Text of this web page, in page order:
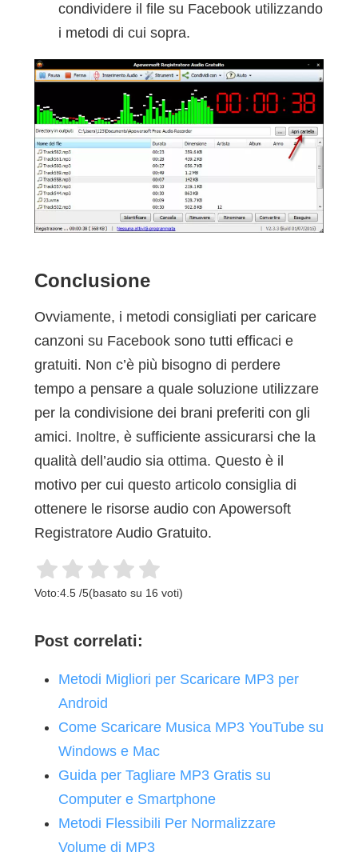
condividere il file su Facebook utilizzando
i metodi di cui sopra.
Conclusione
Ovviamente, i metodi consigliati per caricare
canzoni su Facebook sono tutti efficaci e
gratuiti. Non c’è più bisogno di perdere
tempo a pensare a quale soluzione utilizzare
per la condivisione dei brani preferiti con gli
amici. Inoltre, è sufficiente assicurarsi che la
qualità dell’audio sia ottima. Questo è il
motivo per cui questo articolo consiglia di
ottenere le risorse audio con Apowersoft
Registratore Audio Gratuito.
Voto:4.5/5(basato su 16 voti)
Post correlati:
Metodi Migliori per Scaricare MP3 per
Android
Come Scaricare Musica MP3 YouTube su
Windows e Mac
Guida per Tagliare MP3 Gratis su
Computer e Smartphone
Metodi Flessibili Per Normalizzare
Volume di MP3